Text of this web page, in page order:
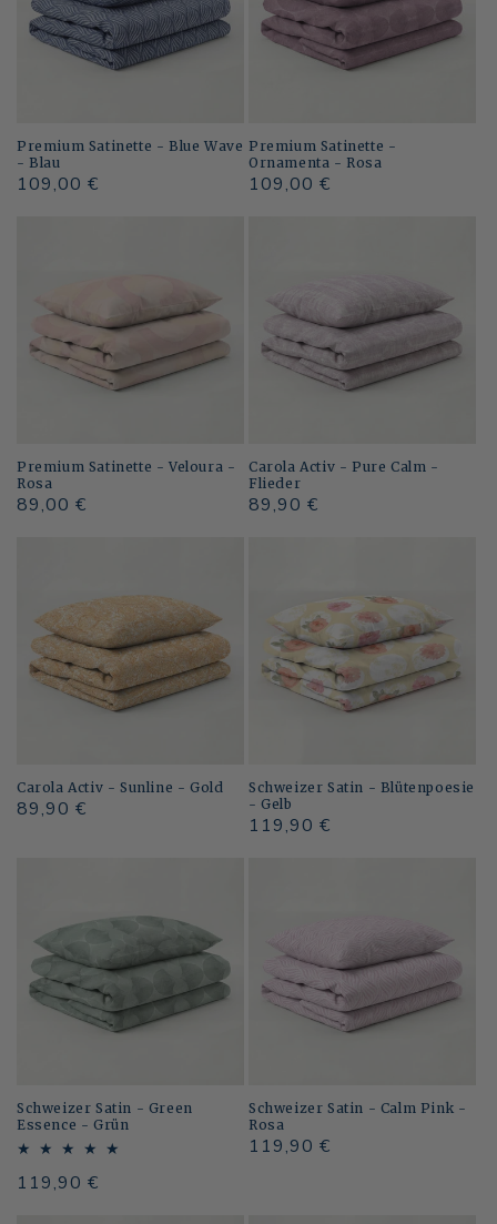
Premium Satinette - Blue Wave
- Blau
Normaler
109,00 €
Premium Satinette -
Ornamenta - Rosa
Normaler
109,00 €
Premium Satinette - Veloura -
Rosa
Normaler
89,00 €
Carola Activ - Pure Calm -
Flieder
Normaler
89,90 €
Carola Activ - Sunline - Gold
Normaler
89,90 €
Schweizer Satin - Blütenpoesie
- Gelb
Normaler
119,90 €
Schweizer Satin - Green
Essence - Grün
Normaler
119,90 €
Schweizer Satin - Calm Pink -
Rosa
Normaler
119,90 €